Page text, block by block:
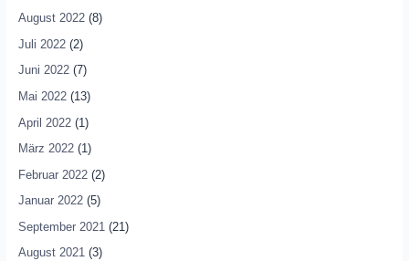
August 2022(8)
Juli 2022(2)
Juni 2022(7)
Mai 2022(13)
April 2022(1)
März 2022(1)
Februar 2022(2)
Januar 2022(5)
September 2021 (21)
August 2021(3)